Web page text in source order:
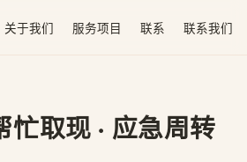
关于我们 服务项目 联系 联系我们
忙取现 · 应急周转